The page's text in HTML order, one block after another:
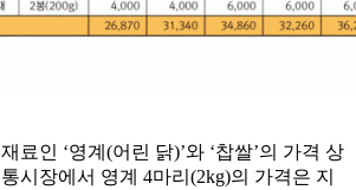
료인 ‘영계(어린 닭)’와 ‘찹쌀’의 가격 상
시장에서 영계 4마리(2kg)의 가격은 지